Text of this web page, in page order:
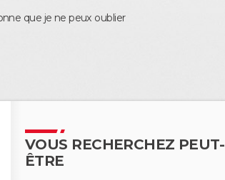
que je ne peux oublier
VOUS RECHERCHEZ PEUT-
ÊTRE